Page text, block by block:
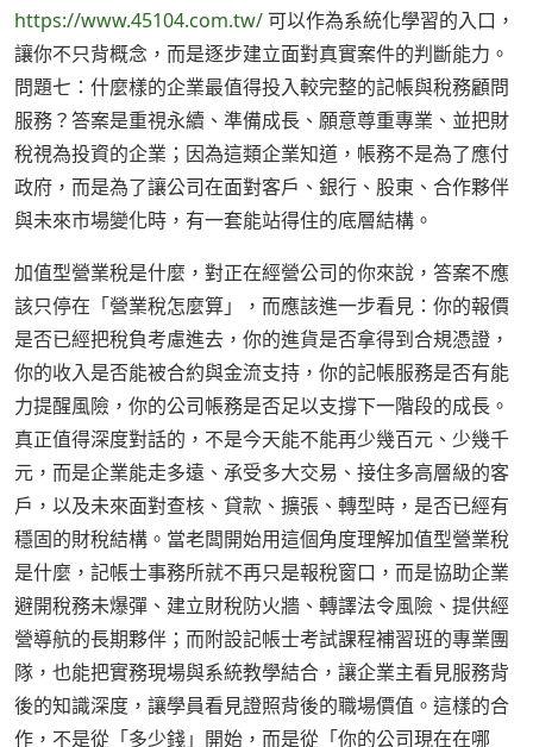
https://www.45104.com.tw/ 可以作為系統化學習的入口，
讓你不只背概念，而是逐步建立面對真實案件的判斷能力。
問題七：什麼樣的企業最值得投入較完整的記帳與稅務顧問
服務？答案是重視永續、準備成長、願意尊重專業、並把財
稅視為投資的企業；因為這類企業知道，帳務不是為了應付
政府，而是為了讓公司在面對客戶、銀行、股東、合作夥伴
與未來市場變化時，有一套能站得住的底層結構。
加值型營業稅是什麼，對正在經營公司的你來說，答案不應
該只停在「營業稅怎麼算」，而應該進一步看見：你的報價
是否已經把稅負考慮進去，你的進貨是否拿得到合規憑證，
你的收入是否能被合約與金流支持，你的記帳服務是否有能
力提醒風險，你的公司帳務是否足以支撐下一階段的成長。
真正值得深度對話的，不是今天能不能再少幾百元、少幾千
元，而是企業能走多遠、承受多大交易、接住多高層級的客
戶，以及未來面對查核、貸款、擴張、轉型時，是否已經有
穩固的財稅結構。當老闆開始用這個角度理解加值型營業稅
是什麼，記帳士事務所就不再只是報稅窗口，而是協助企業
避開稅務未爆彈、建立財稅防火牆、轉譯法令風險、提供經
營導航的長期夥伴；而附設記帳士考試課程補習班的專業團
隊，也能把實務現場與系統教學結合，讓企業主看見服務背
後的知識深度，讓學員看見證照背後的職場價值。這樣的合
作，不是從「多少錢」開始，而是從「你的公司現在在哪